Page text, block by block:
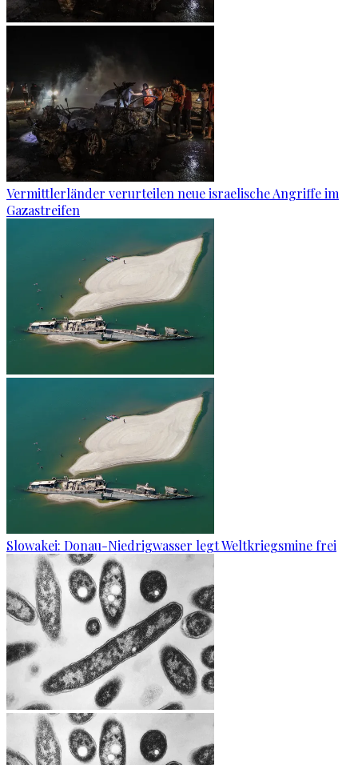
Vermittlerländer verurteilen neue israelische Angriffe im
Gazastreifen
Slowakei: Donau-Niedrigwasser legt Weltkriegsmine frei